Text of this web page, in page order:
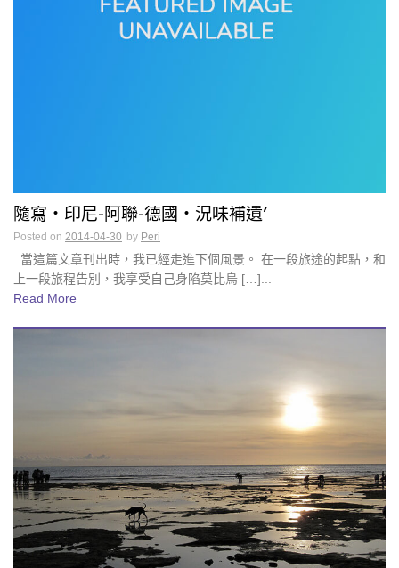
隨寫・印尼-阿聯-德國・況味補遺’
Posted on 2014-04-30 by Peri
當這篇文章刊出時，我已經走進下個風景。 在一段旅途的起點，和
上一段旅程告別，我享受自己身陷莫比烏 […]...
Read More